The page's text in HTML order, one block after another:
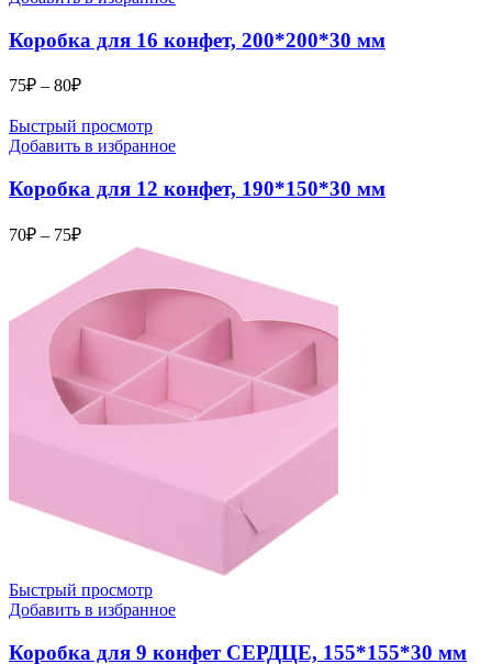
Коробка для 16 конфет, 200*200*30 мм
75₽ – 80₽Диапазон
75₽
–
Быстрый просмотр
Добавить в избранное
Коробка для 12 конфет, 190*150*30 мм
70₽ – 75₽Диапазон
70₽
Быстрый просмотр
Добавить в избранное
Коробка для 9 конфет СЕРДЦЕ, 155*155*30 мм